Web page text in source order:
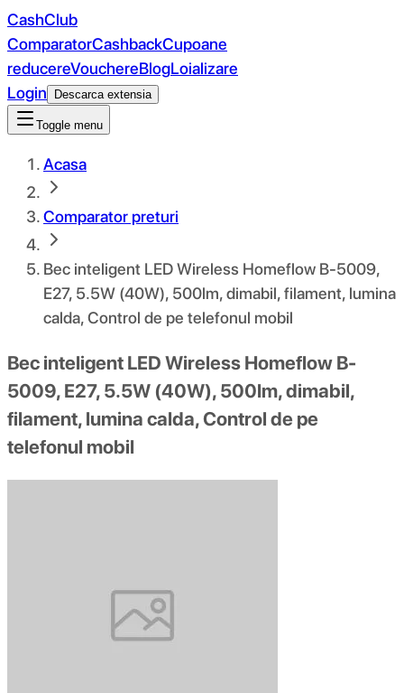
CashClub
ComparatorCashbackCupoane
reducereVouchereBlogLoializare
Login
Descarca extensia
Toggle menu
Acasa
Comparator preturi
Bec inteligent LED Wireless Homeflow B-5009,
E27, 5.5W (40W), 500lm, dimabil, filament, lumina
calda, Control de pe telefonul mobil
Bec inteligent LED Wireless Homeflow B-
5009, E27, 5.5W (40W), 500lm, dimabil,
filament, lumina calda, Control de pe
telefonul mobil